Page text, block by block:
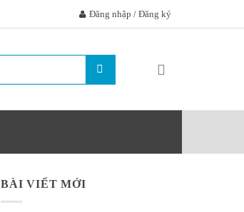
Đăng nhập / Đăng ký
BÀI VIẾT MỚI